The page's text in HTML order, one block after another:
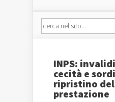
INPS:
cecità e
ripristino
prestazione